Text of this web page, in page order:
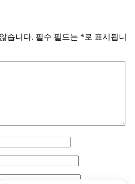
습니다. 필수 필드는 *로 표시됩니